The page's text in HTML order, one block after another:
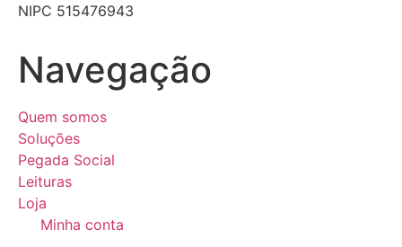
NIPC 515476943
Navegação
Quem somos
Soluções
Pegada Social
Leituras
Loja
Minha conta